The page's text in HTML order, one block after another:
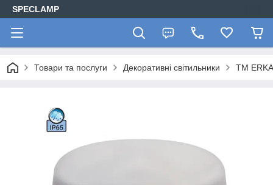
SPECLAMP
Товари та послуги Декоративні світильники ТМ ERKA